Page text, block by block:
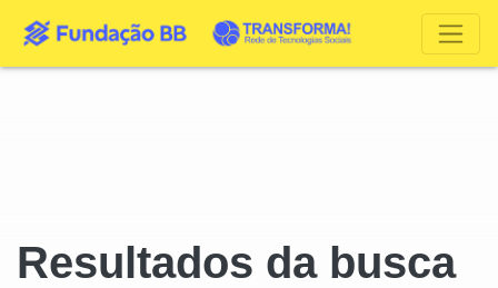
Resultados da busca